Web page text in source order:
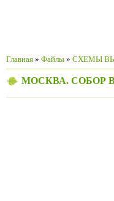
Главная » Файлы » СХЕМЫ
МОСКВА. СОБОР